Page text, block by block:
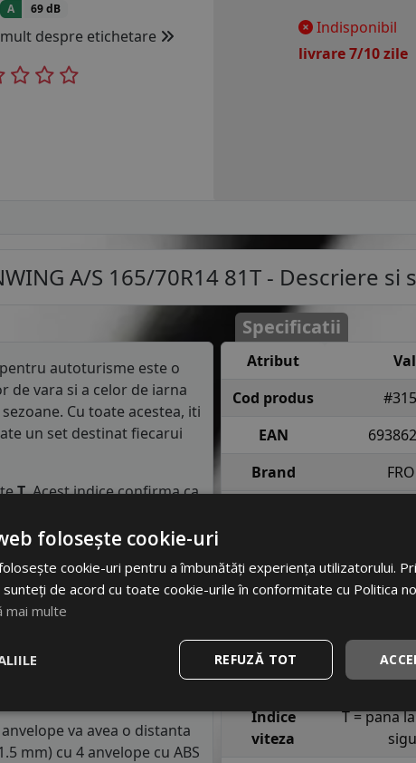
A 69 dB
despre etichetare
Indisponibil
livrare 7/10 zile
A/S 165/70R14 81T - Descriere si
pentru autoturisme este o
de vara si a celor de iarna
Cu toate acestea, iti
un set destinat fiecarui
T. Acest indice confirma ca
km/h in conditii de
faptul ca anvelopa
pe fiecare roata in conditii
de consum de carburant
C, consumul de
parcursi.
va avea o distanta
mm) cu 4 anvelope cu ABS
Specificatii
Atribut
Cod produs
EAN
Brand
Inaltime
Indice
incarcare
81 = pana
Indice
viteza
T = pana
folosește cookie-uri
cookie-uri pentru a îmbunătăți experiența utilizatorului.
de acord cu toate cookie-urile în conformitate cu Politica
mai multe
REFUZĂ TOT